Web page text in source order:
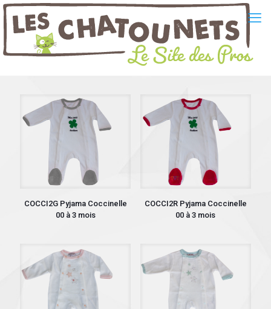
COCCI2G Pyjama Coccinelle
00 à 3 mois
COCCI2R Pyjama Coccinelle
00 à 3 mois